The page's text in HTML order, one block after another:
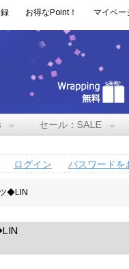
お得なPoint！ マイペー
セール：SALE
ログイン パスワードを
◆LIN